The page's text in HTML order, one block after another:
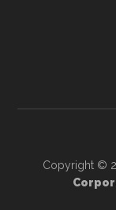
Copyright ©